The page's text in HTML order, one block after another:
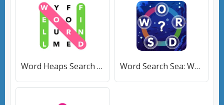
Word Heaps Search - Word Games (Ворд Хипс Срч) [МОД Бесконечные монеты] APK Android Word Search Sea: Word Puzzle [МОД Все открыто] APK Android